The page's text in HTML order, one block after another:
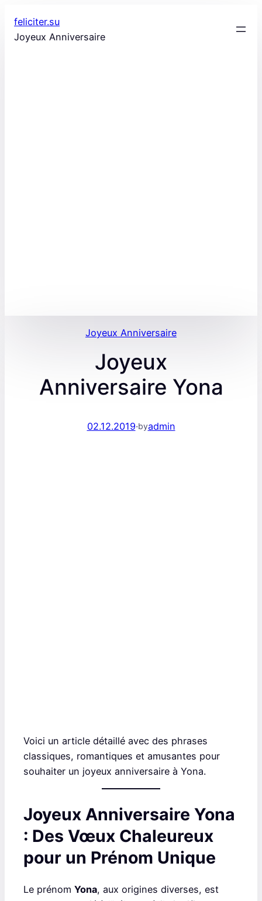
au
contenu
feliciter.su
Joyeux Anniversaire
Joyeux Anniversaire
Joyeux
Anniversaire Yona
02.12.2019·byadmin
Voici un article détaillé avec des phrases
classiques, romantiques et amusantes pour
souhaiter un joyeux anniversaire à Yona.
Joyeux Anniversaire Yona
: Des Vœux Chaleureux
pour un Prénom Unique
Le prénom Yona, aux origines diverses, est